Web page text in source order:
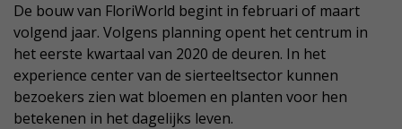
De bouw van FloriWorld begint in februari of maart
volgend jaar. Volgens planning opent het centrum in
het eerste kwartaal van 2020 de deuren. In het
experience center van de sierteeltsector kunnen
bezoekers zien wat bloemen en planten voor hen
betekenen in het dagelijks leven.